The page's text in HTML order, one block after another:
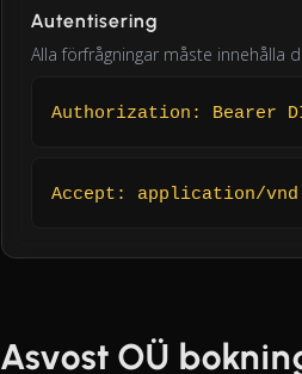
Autentisering
Alla förfrågningar måste innehålla
Authorization: Bearer
Accept: application/
Asvost OÜ